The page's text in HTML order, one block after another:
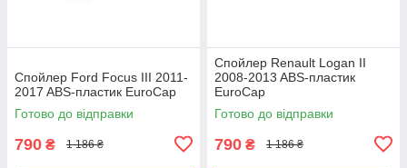
Спойлер Ford Focus III 2011-
2017 ABS-пластик EuroCap
Готово до відправки
790 ₴ 1 186 ₴
Спойлер Renault Logan II
2008-2013 ABS-пластик
EuroCap
Готово до відправки
790 ₴ 1 186 ₴